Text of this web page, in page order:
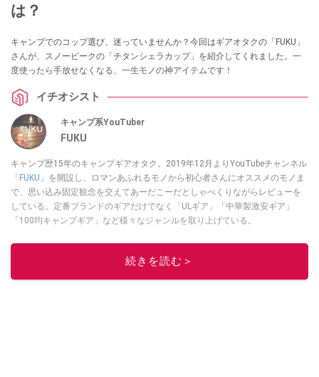
は？
キャンプでのコップ選び、迷っていませんか？今回はギアオタクの「FUKU」
さんが、スノーピークの「チタンシェラカップ」を紹介してくれました。一
度使ったら手放せなくなる、一生モノの神アイテムです！
イチオシスト
キャンプ系YouTuber
FUKU
キャンプ歴15年のキャンプギアオタク。2019年12月よりYouTubeチャンネル
「FUKU 」を開設し、ロマンあふれるモノから初心者さんにオススメのモノま
で、思い込み固定観念を交えてあーだこーだとしゃべくりながらレビューを
している。定番ブランドのギアだけでなく「ULギア」「中華製激安ギア」
「100均キャンプギア」など様々なジャンルを取り上げている。
このイチオシストの他の記事を読む
続きを読む＞